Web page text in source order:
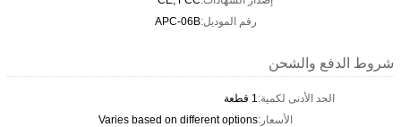
رقم الموديل:APC-06B
شروط الدفع والشحن
الحد الأدنى لكمية:1 قطعة
الأسعار:Varies based on different options